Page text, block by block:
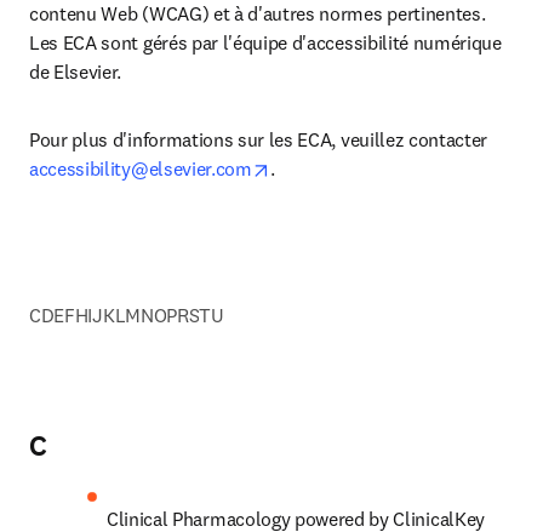
contenu Web (WCAG) et à d'autres normes pertinentes.
Les ECA sont gérés par l'équipe d'accessibilité numérique
de Elsevier.
accessibility@elsevier.com
opens in new tab/window
.
CDEFHIJKLMNOPRSTU
C
Clinical Pharmacology powered by ClinicalKey